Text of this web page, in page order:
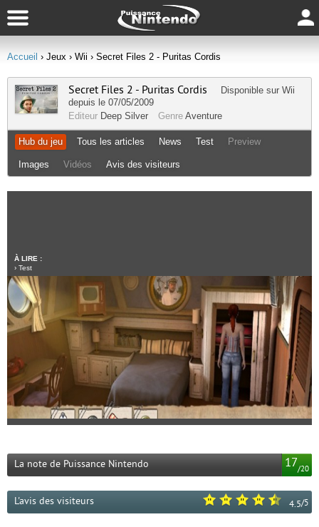
Accueil › Jeux › Wii › Secret Files 2 - Puritas Cordis
Secret Files 2 - Puritas Cordis Disponible sur Wii
depuis le 07/05/2009
Editeur Deep Silver Genre Aventure
Hub du jeu Tous les articles News Test Preview
Images Vidéos Avis des visiteurs
À LIRE :
› Test
17/20
La note de Puissance Nintendo
4.5/5
L'avis des visiteurs